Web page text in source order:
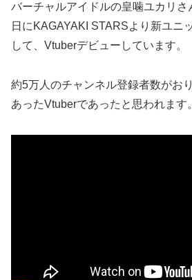
バーチャルアイドルの皇噛ユカリ
日にKAGAYAKI STARSより新ユニ
して、Vtuberデビューしています。
約5万人のチャンネル登録者数がお
あったVtuberであったと思われます。